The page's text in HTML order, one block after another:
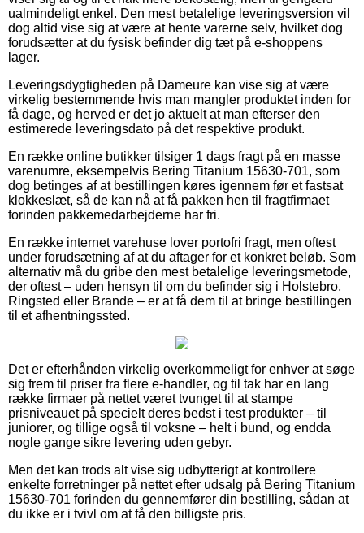
ualmindeligt enkel. Den mest betalelige leveringsversion vil
dog altid vise sig at være at hente varerne selv, hvilket dog
forudsætter at du fysisk befinder dig tæt på e-shoppens
lager.
Leveringsdygtigheden på Dameure kan vise sig at være
virkelig bestemmende hvis man mangler produktet inden for
få dage, og herved er det jo aktuelt at man efterser den
estimerede leveringsdato på det respektive produkt.
En række online butikker tilsiger 1 dags fragt på en masse
varenumre, eksempelvis Bering Titanium 15630-701, som
dog betinges af at bestillingen køres igennem før et fastsat
klokkeslæt, så de kan nå at få pakken hen til fragtfirmaet
forinden pakkemedarbejderne har fri.
En række internet varehuse lover portofri fragt, men oftest
under forudsætning af at du aftager for et konkret beløb. Som
alternativ må du gribe den mest betalelige leveringsmetode,
der oftest – uden hensyn til om du befinder sig i Holstebro,
Ringsted eller Brande – er at få dem til at bringe bestillingen
til et afhentningssted.
Det er efterhånden virkelig overkommeligt for enhver at søge
sig frem til priser fra flere e-handler, og til tak har en lang
række firmaer på nettet været tvunget til at stampe
prisniveauet på specielt deres bedst i test produkter – til
juniorer, og tillige også til voksne – helt i bund, og endda
nogle gange sikre levering uden gebyr.
Men det kan trods alt vise sig udbytterigt at kontrollere
enkelte forretninger på nettet efter udsalg på Bering Titanium
15630-701 forinden du gennemfører din bestilling, sådan at
du ikke er i tvivl om at få den billigste pris.